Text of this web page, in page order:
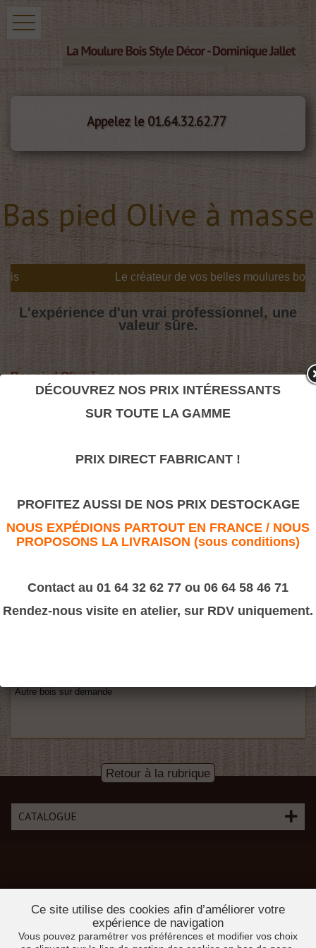
Appelez le 01.64.32.62.77
Bas pied Olive à masse
L'expérience d'un vrai professionnel, une
valeur sûre.
Bas pied Olive à masse
Bas pied olive à masse 55x55x300
Autre bois sur demande
Retour à la rubrique
CATALOGUE
Ce site utilise des cookies afin d’améliorer votre
expérience de navigation
Vous pouvez paramétrer vos préférences et modifier vos choix
DÉCOUVREZ NOS PRIX INTÉRESSANTS
SUR TOUTE LA GAMME
PRIX DIRECT FABRICANT !
PROFITEZ AUSSI DE NOS PRIX DESTOCKAGE
NOUS EXPÉDIONS PARTOUT EN FRANCE / NOUS
PROPOSONS LA LIVRAISON (sous conditions)
Contact au 01 64 32 62 77 ou 06 64 58 46 71
Rendez-nous visite en atelier, sur RDV uniquement.